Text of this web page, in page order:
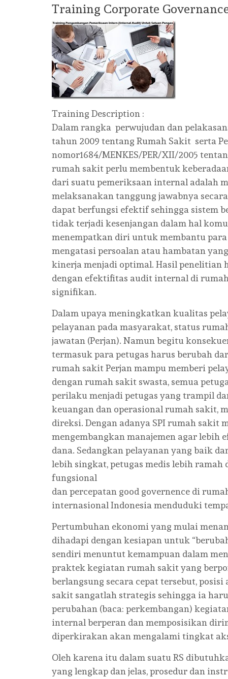
Training Corporate
Training Description :
Dalam rangka perwujudan dan
tahun 2009 tentang Rumah Sakit serta
nomor1684/MENKES/PER/XII/2005
rumah sakit perlu membentuk
dari suatu pemeriksaan internal adalah
melaksanakan tanggung jawabnya
dapat berfungsi efektif sehingga sistem
tidak terjadi kesenjangan dalam hal
menempatkan diri untuk membantu
mengatasi persoalan atau hambatan
kinerja menjadi optimal. Hasil penelitian
dengan efektifitas audit internal di
signifikan.
Dalam upaya meningkatkan kualitas
pelayanan pada masyarakat, status
jawatan (Perjan). Namun begitu
termasuk para petugas harus berubah
rumah sakit Perjan mampu memberi
dengan rumah sakit swasta, semua
perilaku menjadi petugas yang trampil
keuangan dan operasional rumah sakit,
direksi. Dengan adanya SPI rumah sakit
mengembangkan manajemen agar lebih
dana. Sedangkan pelayanan yang baik
lebih singkat, petugas medis lebih
fungsional
dan percepatan good governence di
internasional Indonesia menduduki
Pertumbuhan ekonomi yang mulai
dihadapi dengan kesiapan untuk
sendiri menuntut kemampuan dalam
praktek kegiatan rumah sakit yang
berlangsung secara cepat tersebut,
sakit sangatlah strategis sehingga ia
perubahan (baca: perkembangan)
internal berperan dan memposisikan
diperkirakan akan mengalami tingkat
Oleh karena itu dalam suatu RS
yang lengkap dan jelas, prosedur dan